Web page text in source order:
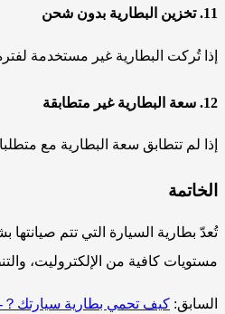
11. تخزين البطارية بدون شحن
إذا تُركت البطارية غير مستخدمة
12. سعة البطارية غير متطابقة
إذا لم تتطابق سعة البطارية مع
الخاتمة
تُعدّ بطارية السيارة التي تتم
مستويات كافية من الإلكتروليت،
السابق: كيف تحمي بطارية سيارتك？